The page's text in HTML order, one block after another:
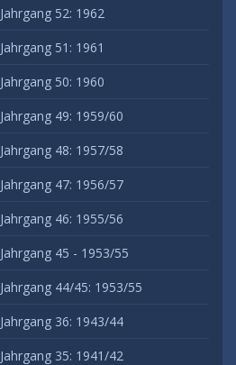
Jahrgang 52: 1962
Jahrgang 51: 1961
Jahrgang 50: 1960
Jahrgang 49: 1959/60
Jahrgang 48: 1957/58
Jahrgang 47: 1956/57
Jahrgang 46: 1955/56
Jahrgang 45 - 1953/55
Jahrgang 44/45: 1953/55
Jahrgang 36: 1943/44
Jahrgang 35: 1941/42